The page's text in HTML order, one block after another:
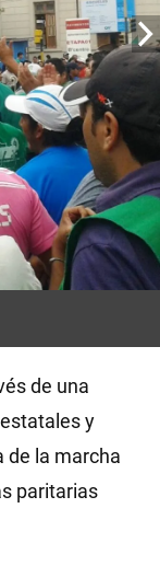
de una
y
de la marcha
paritarias